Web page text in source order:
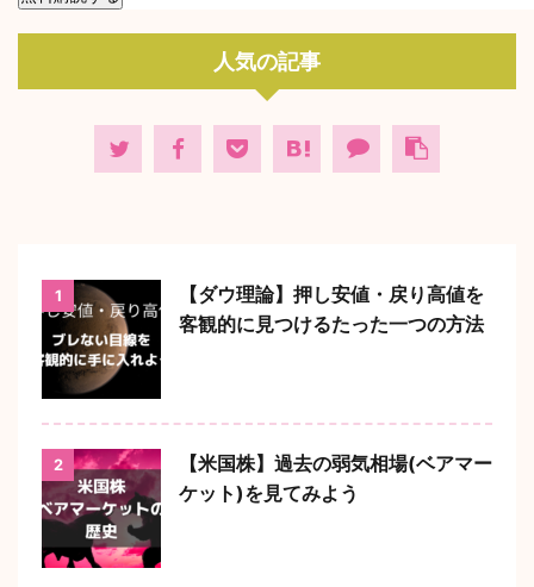
人気の記事
1
【ダウ理論】押し安値・戻り高値を
客観的に見つけるたった一つの方法
2
【米国株】過去の弱気相場(ベアマー
ケット)を見てみよう